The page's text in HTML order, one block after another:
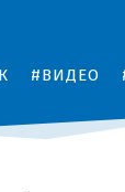
#ВИДЕО